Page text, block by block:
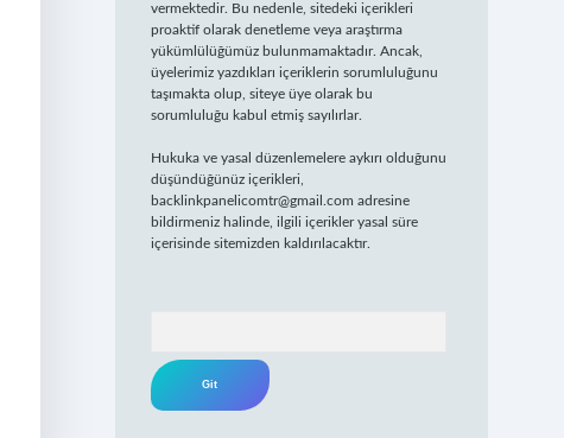
vermektedir. Bu nedenle, sitedeki içerikleri
proaktif olarak denetleme veya araştırma
yükümlülüğümüz bulunmamaktadır. Ancak,
üyelerimiz yazdıkları içeriklerin sorumluluğunu
taşımakta olup, siteye üye olarak bu
sorumluluğu kabul etmiş sayılırlar.
Hukuka ve yasal düzenlemelere aykırı olduğunu
düşündüğünüz içerikleri,
backlinkpanelicomtr@gmail.com adresine
bildirmeniz halinde, ilgili içerikler yasal süre
içerisinde sitemizden kaldırılacaktır.